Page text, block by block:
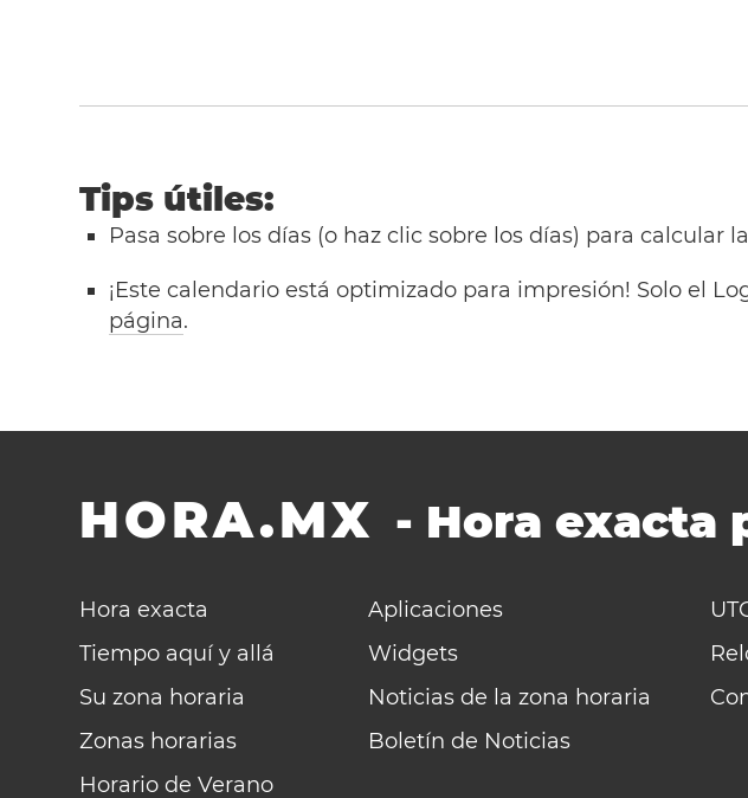
Tips útiles:
Pasa sobre los días (o haz clic sobre los días) para calcular
¡Este calendario está optimizado para impresión! Solo el
página.
HORA.MX - Hora exacta
Hora exacta
Tiempo aquí y allá
Su zona horaria
Zonas horarias
Horario de Verano
Aplicaciones
Widgets
Noticias de la zona horaria
Boletín de Noticias